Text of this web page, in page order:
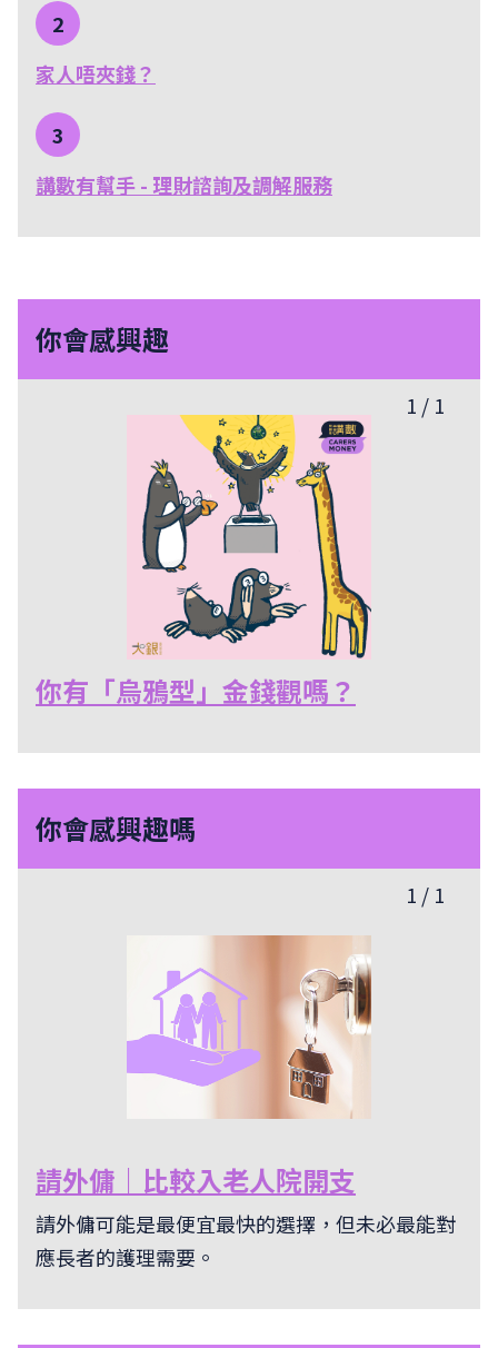
2
家人唔夾錢？
3
講數有幫手 - 理財諮詢及調解服務
你會感興趣
1 / 1
你有「烏鴉型」金錢觀嗎？
你會感興趣嗎
1 / 1
請外傭｜比較入老人院開支
請外傭可能是最便宜最快的選擇，但未必最能對
應長者的護理需要。